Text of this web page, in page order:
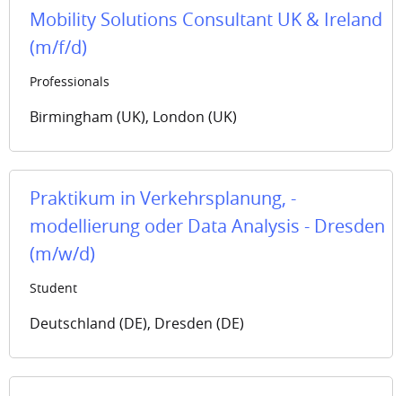
Mobility Solutions Consultant UK & Ireland
(m/f/d)
Professionals
Birmingham (UK), London (UK)
Praktikum in Verkehrsplanung, -
modellierung oder Data Analysis - Dresden
(m/w/d)
Student
Deutschland (DE), Dresden (DE)